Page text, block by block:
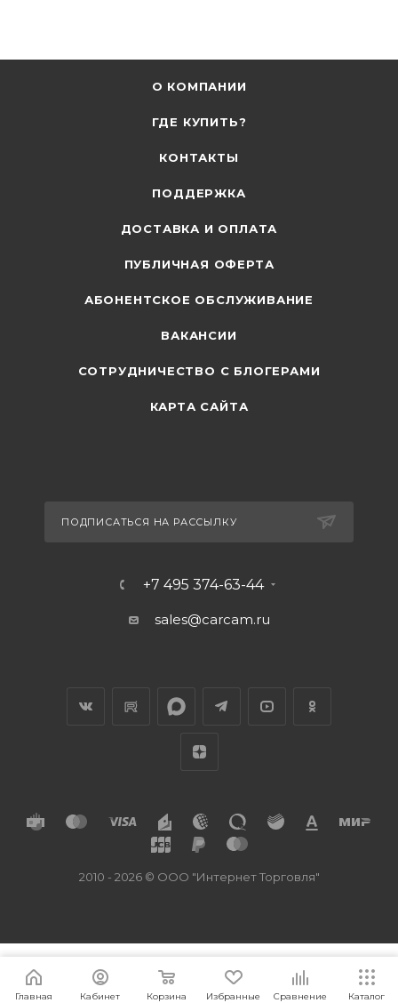
О КОМПАНИИ
ГДЕ КУПИТЬ?
КОНТАКТЫ
ПОДДЕРЖКА
ДОСТАВКА И ОПЛАТА
ПУБЛИЧНАЯ ОФЕРТА
АБОНЕНТСКОЕ ОБСЛУЖИВАНИЕ
ВАКАНСИИ
СОТРУДНИЧЕСТВО С БЛОГЕРАМИ
КАРТА САЙТА
ПОДПИСАТЬСЯ НА РАССЫЛКУ
+7 495 374-63-44
sales@carcam.ru
2010 - 2026 © ООО "Интернет Торговля"
Главная Кабинет Корзина Избранные Сравнение Каталог